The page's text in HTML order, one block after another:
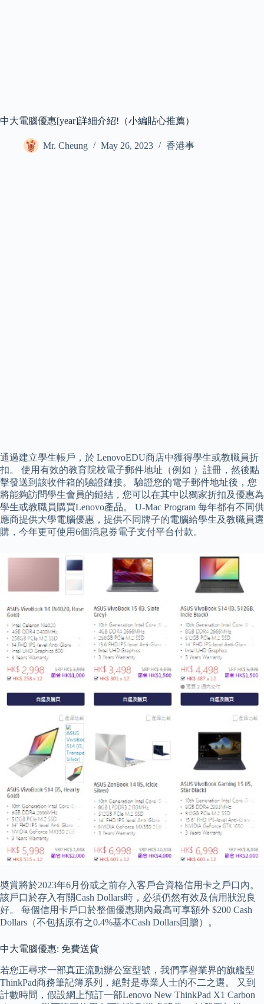
中大電腦優惠[year]詳細介紹!（小編貼心推薦）
Mr. Cheung May 26, 2023 香港事
通過建立學生帳戶，於 LenovoEDU商店中獲得學生或教職員折
扣。 使用有效的教育院校電子郵件地址（例如 ）註冊，然後點
擊發送到該收件箱的驗證鏈接。 驗證您的電子郵件地址後，您
將能夠訪問學生會員的鏈結，您可以在其中以獨家折扣及優惠為
學生或教職員購買Lenovo產品。 U-Mac Program 每年都有不同供
應商提供大學電腦優惠，提供不同牌子的電腦給學生及教職員選
購，今年更可使用6個消息券電子支付平台付款。
奬賞將於2023年6月份或之前存入客戶合資格信用卡之戶口內。
該戶口於存入有關Cash Dollars時，必須仍然有效及信用狀況良
好。 每個信用卡戶口於整個優惠期內最高可享額外 $200 Cash
Dollars（不包括原有之0.4%基本Cash Dollars回贈）。
中大電腦優惠: 免費送貨
若您正尋求一部真正流動辦公室型號，我們享譽業界的旗艦型
ThinkPad商務筆記簿系列，絕對是專業人士的不二之選。 又到
計數時間，假設網上預訂一部Lenovo New ThinkPad X1 Carbon